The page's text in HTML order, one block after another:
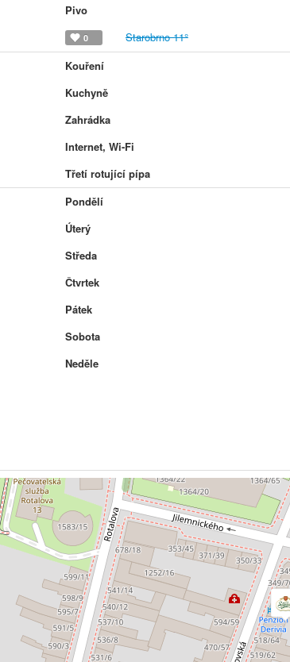
Pivo
0 Starobrno 11°
Kouření
Kuchyně
Zahrádka
Internet, Wi-Fi
Třetí rotující pípa
Pondělí
Úterý
Středa
Čtvrtek
Pátek
Sobota
Neděle